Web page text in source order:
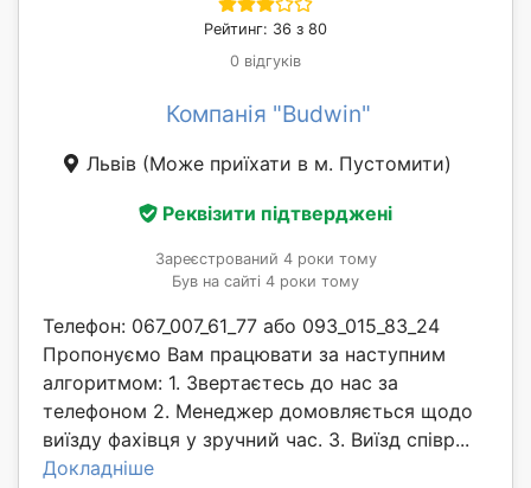
Рейтинг: 36 з 80
0 відгуків
Компанія "Budwin"
Львів (Може приїхати в м. Пустомити)
Реквізити підтверджені
Зареєстрований 4 роки тому
Був на сайті 4 роки тому
Телефон: 067_007_61_77 або 093_015_83_24
Пропонуємо Вам працювати за наступним
алгоритмом: 1. Звертаєтесь до нас за
телефоном 2. Менеджер домовляється щодо
виїзду фахівця у зручний час. 3. Виїзд співр...
Докладніше